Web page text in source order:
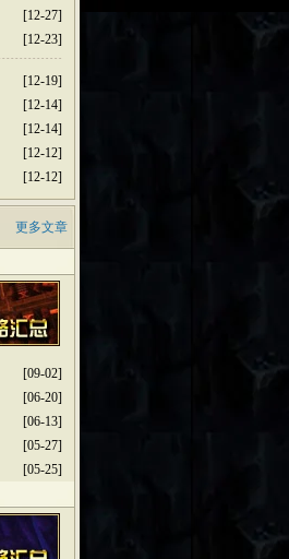
[12-27]
[12-23]
[12-19]
[12-14]
[12-14]
[12-12]
[12-12]
更多文章
[09-02]
[06-20]
[06-13]
[05-27]
[05-25]